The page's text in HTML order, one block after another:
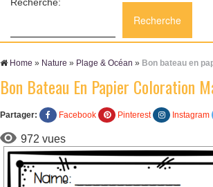
Home » Nature » Plage & Océan » Bon bateau en
Bon Bateau En Papier Coloration
Partager: Facebook Pinterest Instagram
972 vues